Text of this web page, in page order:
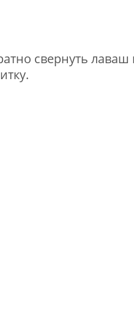
свернуть лаваш